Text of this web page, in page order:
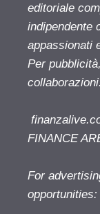
editoriale
indipendente
appassionati
Per
FINANCE
For
opportunities: